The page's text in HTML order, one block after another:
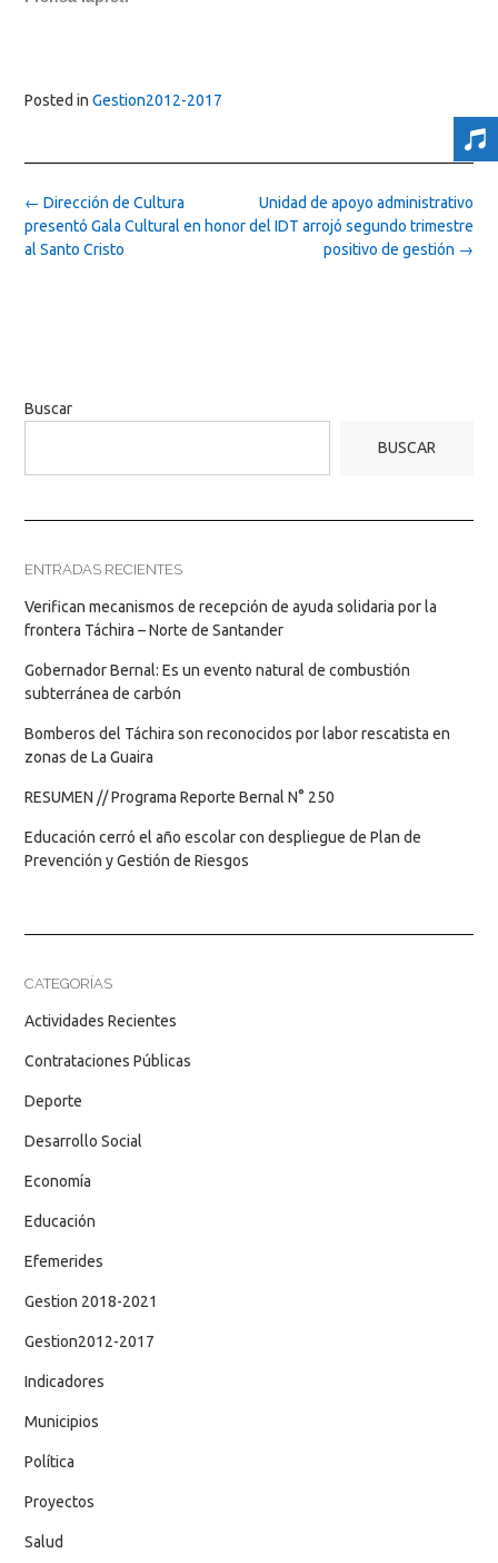
Posted in Gestion2012-2017
Post
navigation
Unidad de apoyo administrativo
del IDT arrojó segundo trimestre
positivo de gestión →
← Dirección de Cultura
presentó Gala Cultural en honor
al Santo Cristo
Buscar
BUSCAR
ENTRADAS RECIENTES
Verifican mecanismos de recepción de ayuda solidaria por la
frontera Táchira – Norte de Santander
Gobernador Bernal: Es un evento natural de combustión
subterránea de carbón
Bomberos del Táchira son reconocidos por labor rescatista en
zonas de La Guaira
RESUMEN // Programa Reporte Bernal N° 250
Educación cerró el año escolar con despliegue de Plan de
Prevención y Gestión de Riesgos
CATEGORÍAS
Actividades Recientes
Contrataciones Públicas
Deporte
Desarrollo Social
Economía
Educación
Efemerides
Gestion 2018-2021
Gestion2012-2017
Indicadores
Municipios
Política
Proyectos
Salud